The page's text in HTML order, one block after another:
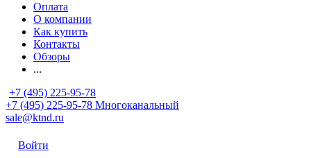
Оплата
О компании
Как купить
Контакты
Обзоры
...
+7 (495) 225-95-78
+7 (495) 225-95-78 Многоканальный
sale@ktnd.ru
Войти